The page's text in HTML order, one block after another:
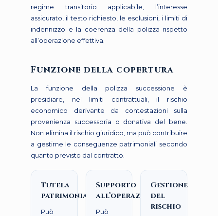
regime transitorio applicabile, l’interesse
assicurato, il testo richiesto, le esclusioni, i limiti di
indennizzo e la coerenza della polizza rispetto
all’operazione effettiva.
Funzione della copertura
La funzione della polizza successione è
presidiare, nei limiti contrattuali, il rischio
economico derivante da contestazioni sulla
provenienza successoria o donativa del bene.
Non elimina il rischio giuridico, ma può contribuire
a gestirne le conseguenze patrimoniali secondo
quanto previsto dal contratto.
Tutela
patrimoniale
Può
Supporto
all’operazione
Può
Gestione
del
rischio